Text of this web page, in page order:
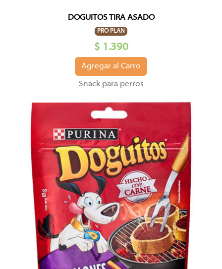
DOGUITOS TIRA ASADO
PRO PLAN
$ 1.390
Agregar al Carro
Snack para perros